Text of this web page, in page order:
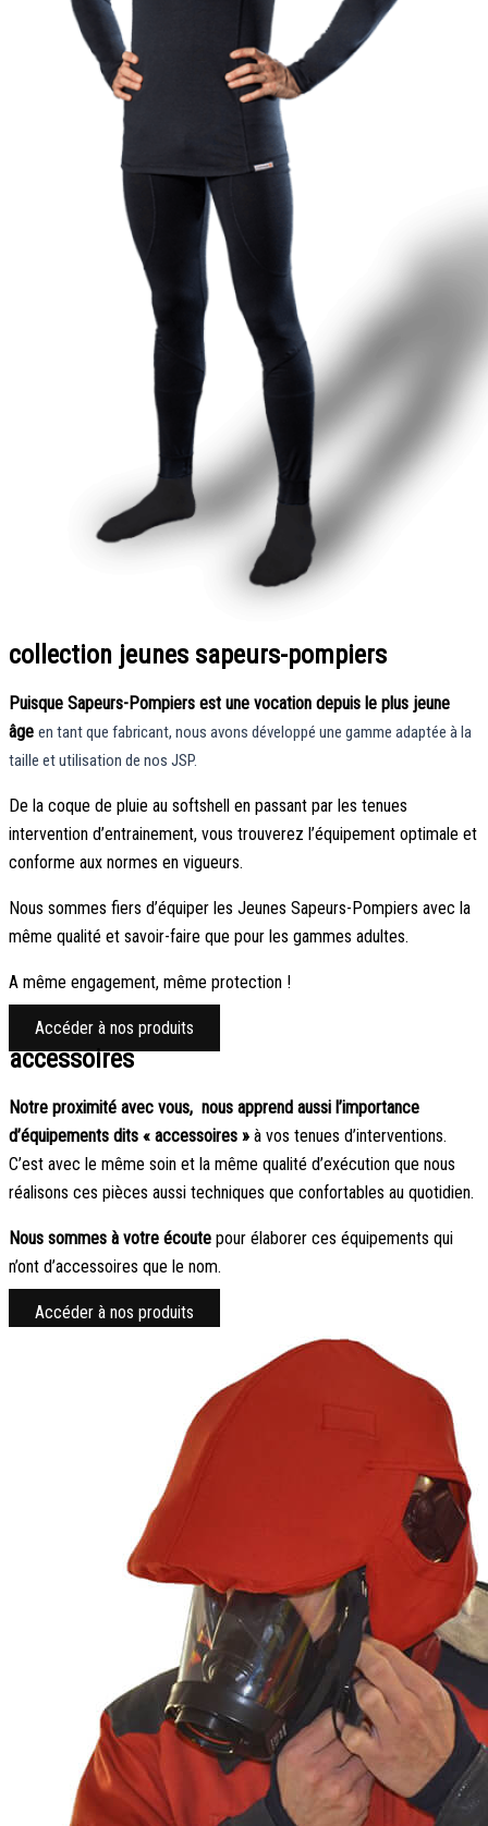
collection jeunes sapeurs-pompiers
Puisque Sapeurs-Pompiers est une vocation depuis le plus jeune
âge en tant que fabricant, nous avons développé une gamme adaptée à la
taille et utilisation de nos JSP.
De la coque de pluie au softshell en passant par les tenues
intervention d’entrainement, vous trouverez l’équipement optimale et
conforme aux normes en vigueurs.
Nous sommes fiers d’équiper les Jeunes Sapeurs-Pompiers avec la
même qualité et savoir-faire que pour les gammes adultes.
A même engagement, même protection !
Accéder à nos produits
accessoires
Notre proximité avec vous, nous apprend aussi l’importance
d’équipements dits « accessoires » à vos tenues d’interventions.
C’est avec le même soin et la même qualité d’exécution que nous
réalisons ces pièces aussi techniques que confortables au quotidien.
Nous sommes à votre écoute pour élaborer ces équipements qui
n’ont d’accessoires que le nom.
Accéder à nos produits